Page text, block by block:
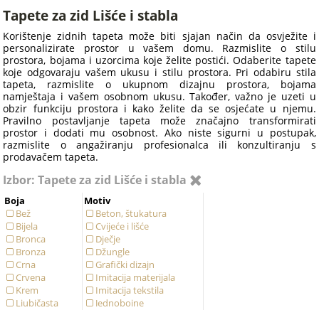
Tapete za zid Lišće i stabla
Korištenje zidnih tapeta može biti sjajan način da osvježite i
personalizirate prostor u vašem domu. Razmislite o stilu
prostora, bojama i uzorcima koje želite postići. Odaberite tapete
koje odgovaraju vašem ukusu i stilu prostora. Pri odabiru stila
tapeta, razmislite o ukupnom dizajnu prostora, bojama
namještaja i vašem osobnom ukusu. Također, važno je uzeti u
obzir funkciju prostora i kako želite da se osjećate u njemu.
Pravilno postavljanje tapeta može značajno transformirati
prostor i dodati mu osobnost. Ako niste sigurni u postupak,
razmislite o angažiranju profesionalca ili konzultiranju s
prodavačem tapeta.
Izbor: Tapete za zid Lišće i stabla
Boja
Bež
Bijela
Bronca
Bronza
Crna
Crvena
Krem
Ljubičasta
Motiv
Beton, štukatura
Cvijeće i lišće
Dječje
Džungle
Grafički dizajn
Imitacija materijala
Imitacija tekstila
Jednobojne